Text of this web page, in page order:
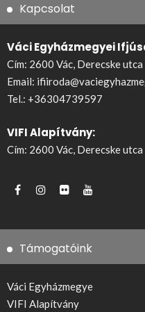
Kapcsolat
Váci Egyházmegyei
Cím: 2600 Vác, Derecske utca
Email:
Tel.: +36304739597
VIFI Alapítvány:
Cím: 2600 Vác, Derecske utca
Támogatóink
Váci Egyházmegye
VIFI Alapítvány